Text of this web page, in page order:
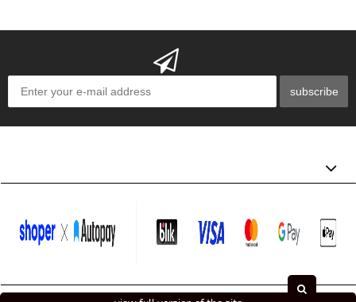
subscribe